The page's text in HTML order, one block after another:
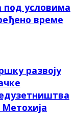
под условима
време
развоју